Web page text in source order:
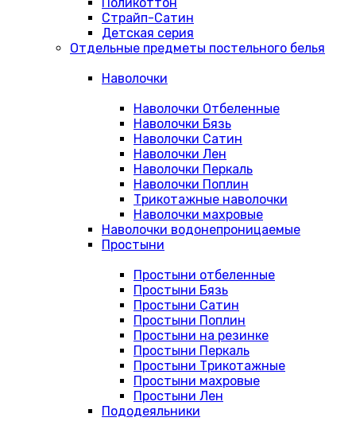
Страйп-Сатин
Детская серия
Отдельные предметы постельного белья
Наволочки
Наволочки Отбеленные
Наволочки Бязь
Наволочки Сатин
Наволочки Лен
Наволочки Перкаль
Наволочки Поплин
Трикотажные наволочки
Наволочки махровые
Наволочки водонепроницаемые
Простыни
Простыни отбеленные
Простыни Бязь
Простыни Сатин
Простыни Поплин
Простыни на резинке
Простыни Перкаль
Простыни Трикотажные
Простыни махровые
Простыни Лен
Пододеяльники